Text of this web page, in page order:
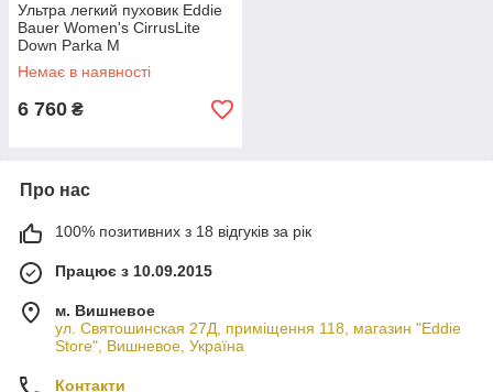
Ультра легкий пуховик Eddie
Bauer Women's CirrusLite
Down Parka M
Немає в наявності
6 760 ₴
Про нас
100% позитивних з 18 відгуків за рік
Працює з 10.09.2015
м. Вишневое
ул. Святошинская 27Д, приміщення 118, магазин "Eddie
Store", Вишневое, Україна
Контакти